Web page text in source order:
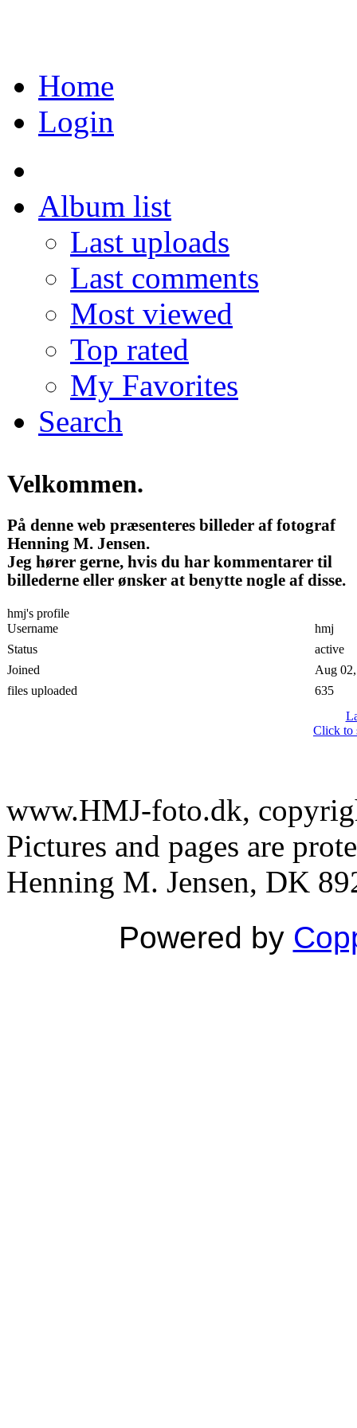
Home
Login
Album list
Last uploads
Last comments
Most viewed
Top rated
My Favorites
Search
Velkommen.
På denne web præsenteres billeder af fotograf
Henning M. Jensen.
Jeg hører gerne, hvis du har kommentarer til
billederne eller ønsker at benytte nogle af disse.
hmj's profile
Username
hmj
Status
active
Joined
Aug
files uploaded
635
Click to
www.HMJ-foto.dk,
Pictures and pages are
Henning M. Jensen, DK
Powered by